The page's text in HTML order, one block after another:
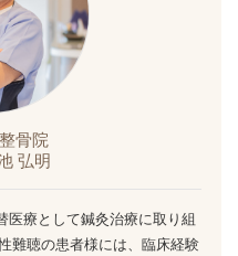
骨院
弘明
医療として鍼灸治療に取り組
難聴の患者様には、臨床経験